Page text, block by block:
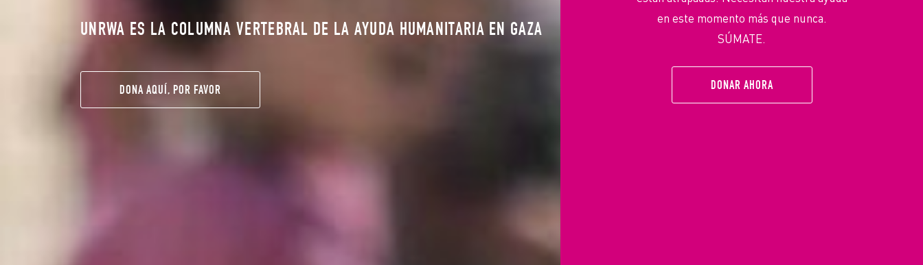
NOS LES ABANDONAREMOS
AYUDA AQUÍ
UNRWA ES LA COLUMNA VERTEBRAL DE LA AYUDA HUMANITARIA EN GAZA
DONA AQUÍ, POR FAVOR
CONSULTA AQUÍ NUESTRAS ACTUALIZACIONES SOBRE LA SITUACIÓN EN GAZA
CONÓCELA AQUÍ
PRODUCTOS SOLIDARIOS, REGALOS PERFECTOS
COMPRA AQUÍ
en este momento más que nunca.
SÚMATE.
DONAR AHORA